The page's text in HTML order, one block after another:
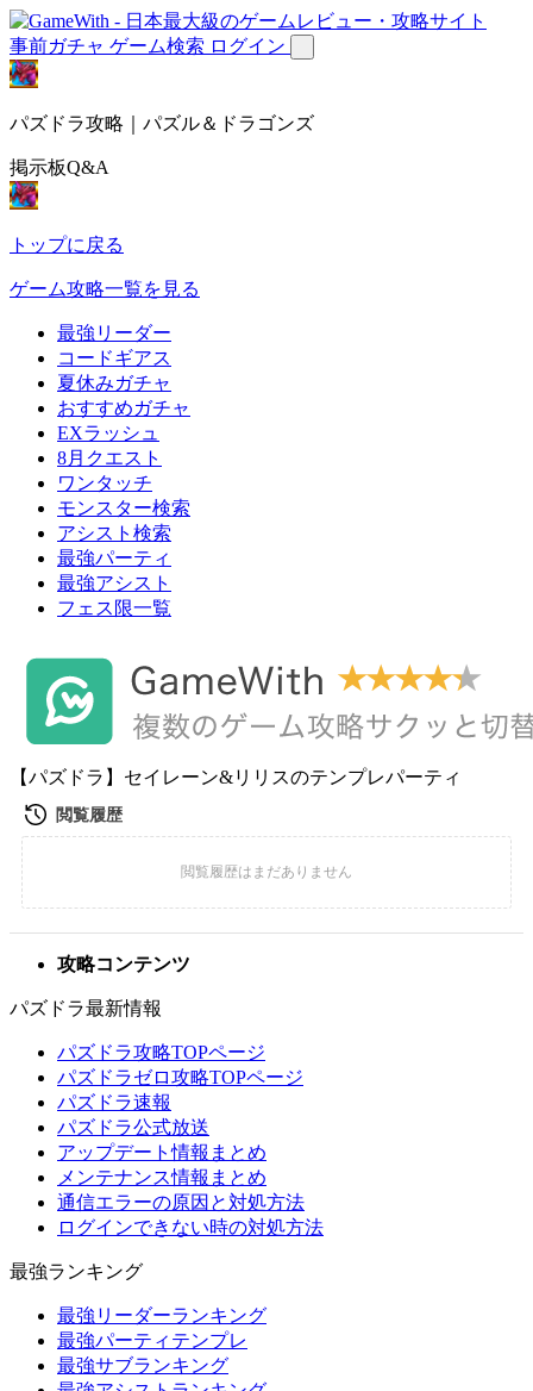
事前ガチャ ゲーム検索 ログイン
パズドラ攻略｜パズル＆ドラゴンズ
掲示板Q&A
トップに戻る
ゲーム攻略一覧を見る
最強リーダー
コードギアス
夏休みガチャ
おすすめガチャ
EXラッシュ
8月クエスト
ワンタッチ
モンスター検索
アシスト検索
最強パーティ
最強アシスト
フェス限一覧
【パズドラ】セイレーン&リリスのテンプレパーティ
攻略コンテンツ
パズドラ最新情報
パズドラ攻略TOPページ
パズドラゼロ攻略TOPページ
パズドラ速報
パズドラ公式放送
アップデート情報まとめ
メンテナンス情報まとめ
通信エラーの原因と対処方法
ログインできない時の対処方法
最強ランキング
最強リーダーランキング
最強パーティテンプレ
最強サブランキング